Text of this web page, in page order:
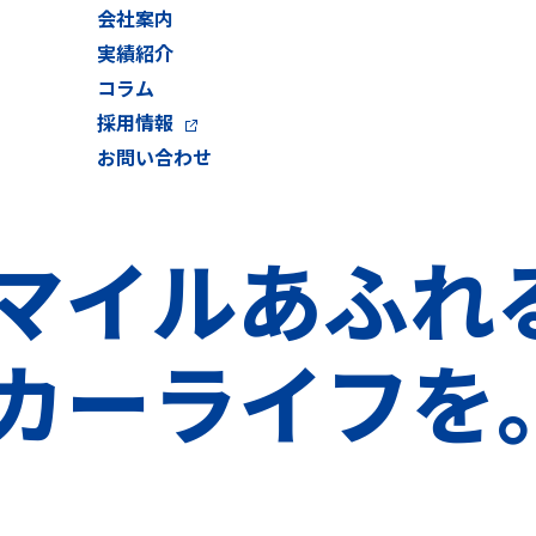
会社案内
実績紹介
コラム
採用情報
お問い合わせ
イルあふれ
ーライフを